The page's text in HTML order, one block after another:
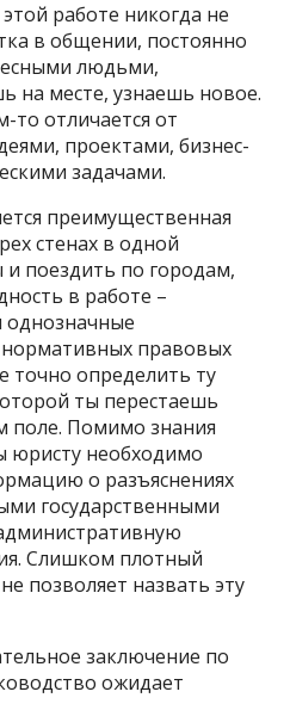
работе никогда не
в общении, постоянно
людьми,
на месте, узнаешь новое.
то отличается от
проектами, бизнес-
задачами.
преимущественная
стенах в одной
и поездить по городам,
в работе –
однозначные
правовых
точно определить ту
ты перестаешь
поле. Помимо знания
юристу необходимо
о разъяснениях
государственными
Слишком плотный
позволяет назвать эту
заключение по
ожидает